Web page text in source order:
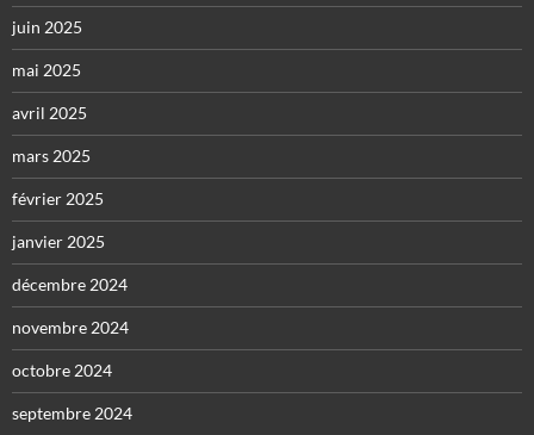
juin 2025
mai 2025
avril 2025
mars 2025
février 2025
janvier 2025
décembre 2024
novembre 2024
octobre 2024
septembre 2024